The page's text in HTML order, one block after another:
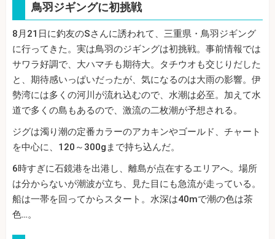
鳥羽ジギングに初挑戦
8月21日に釣友のSさんに誘われて、三重県・鳥羽ジギング
に行ってきた。実は鳥羽のジギングは初挑戦。事前情報では
サワラ好調で、大ハマチも期待大。タチウオも交じりだした
と、期待感いっぱいだったが、気になるのは大雨の影響。伊
勢湾には多くの河川が流れ込むので、水潮は必至。加えて水
道で多くの島もあるので、激流の二枚潮が予想される。
ジグは濁り潮の定番カラーのアカキンやゴールド、チャート
を中心に、120～300gまで持ち込んだ。
6時すぎに石鏡港を出港し、離島が点在するエリアへ。場所
は分からないが潮波が立ち、見た目にも急流が走っている。
船は一帯を回ってからスタート。水深は40mで潮の色は茶
色…。